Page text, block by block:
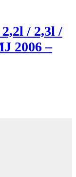
/ 2,3l /
2006 –